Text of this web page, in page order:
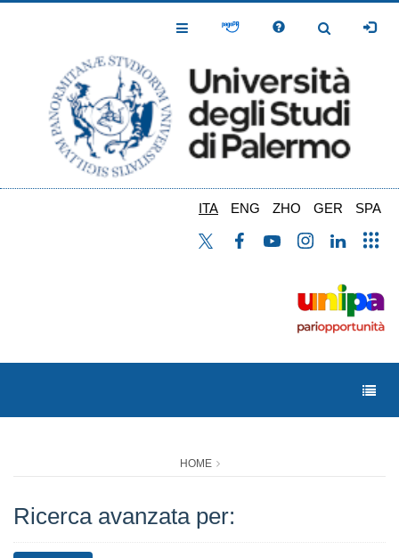
Toggle
Toggle
ITA ENG ZHO GER SPA
HOME
Ricerca avanzata per: